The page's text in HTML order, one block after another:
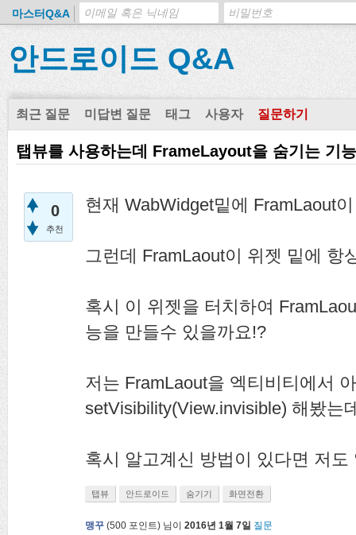
마스터Q&A
안드로이드 Q&A
최근 질문 미답변 질문 태그 사용자 질문하기
탭뷰를 사용하는데 FrameLayout을 숨기는 기
0
추천
현재 WabWidget밑에 FramLaout
그런데 FramLaout이 위젯 밑에 항
혹시 이 위젯을 터치하여
능을 만들수 있을까요!?
저는 FramLaout을 엑티비티에서
setVisibility(View.invisible) 해봤는
혹시 알고계신 방법이 있다면 저도
탭뷰 안드로이드 숨기기 화면전환
맹꾸 (500 포인트) 님이 2016년 1월 7일 질문